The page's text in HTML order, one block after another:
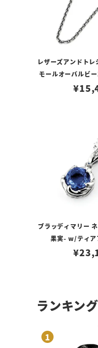
レザーズアンドト
モールオーバルビ
ロブスタークラスプ
¥
ブラッディマリー
果実- w/ティア
¥
ランキング